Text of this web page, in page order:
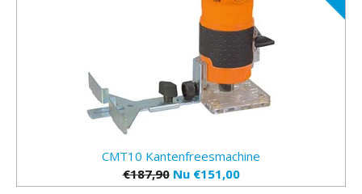
CMT10 Kantenfreesmachine
€187,90Nu €151,00